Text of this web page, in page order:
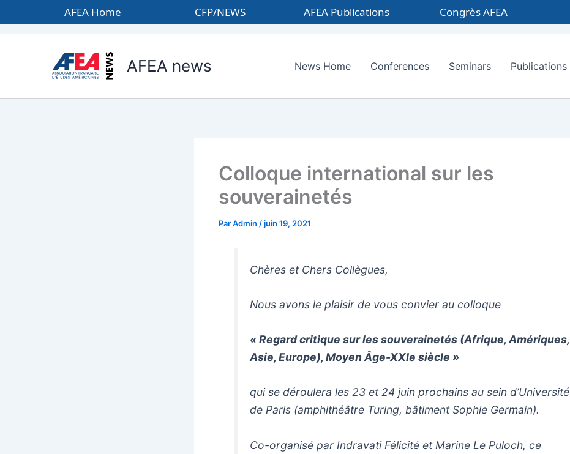
au
AFEA Home CFP/NEWS AFEA Publications Congrès AFEA
AFEA news News Home Conferences Seminars Publications
Colloque international sur les
souverainetés
ParAdmin /juin 19, 2021
‌Chères et Chers Collègues,
Nous avons le plaisir de vous convier au colloque
« Regard critique sur les souverainetés (Afrique, Amériques,
Asie, Europe), Moyen Âge-XXIe siècle »
qui se déroulera les 23 et 24 juin prochains au sein d’Université
de Paris (amphithéâtre Turing, bâtiment Sophie Germain).
Co-organisé par Indravati Félicité et Marine Le Puloch, ce